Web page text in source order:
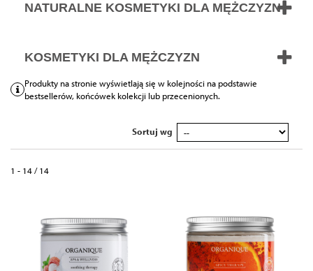
NATURALNE KOSMETYKI DLA MĘŻCZYZN
KOSMETYKI DLA MĘŻCZYZN
Produkty na stronie wyświetlają się w kolejności na podstawie
bestsellerów, końcówek kolekcji lub przecenionych.
Sortuj wg
1 - 14 / 14